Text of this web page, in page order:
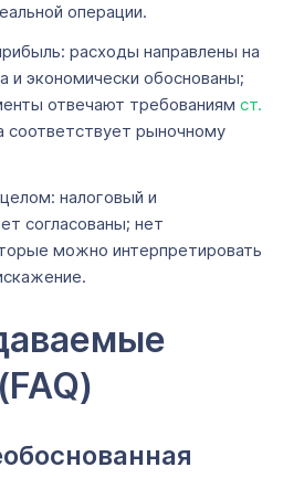
операции.
расходы направлены на
и экономически обоснованы;
отвечают требованиям ст.
соответствует рыночному
налоговый и
согласованы; нет
можно интерпретировать